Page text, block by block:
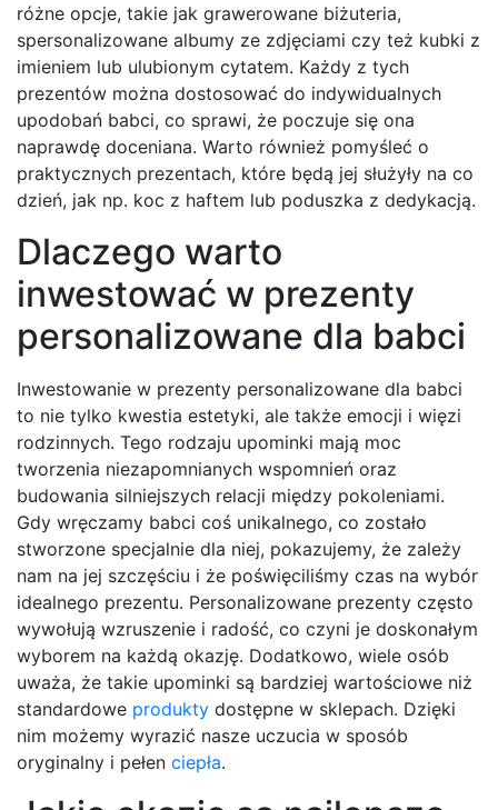
różne opcje, takie jak grawerowane biżuteria,
spersonalizowane albumy ze zdjęciami czy też kubki z
imieniem lub ulubionym cytatem. Każdy z tych
prezentów można dostosować do indywidualnych
upodobań babci, co sprawi, że poczuje się ona
naprawdę doceniana. Warto również pomyśleć o
praktycznych prezentach, które będą jej służyły na co
dzień, jak np. koc z haftem lub poduszka z dedykacją.
Dlaczego warto
inwestować w prezenty
personalizowane dla babci
Inwestowanie w prezenty personalizowane dla babci
to nie tylko kwestia estetyki, ale także emocji i więzi
rodzinnych. Tego rodzaju upominki mają moc
tworzenia niezapomnianych wspomnień oraz
budowania silniejszych relacji między pokoleniami.
Gdy wręczamy babci coś unikalnego, co zostało
stworzone specjalnie dla niej, pokazujemy, że zależy
nam na jej szczęściu i że poświęciliśmy czas na wybór
idealnego prezentu. Personalizowane prezenty często
wywołują wzruszenie i radość, co czyni je doskonałym
wyborem na każdą okazję. Dodatkowo, wiele osób
uważa, że takie upominki są bardziej wartościowe niż
standardowe produkty dostępne w sklepach. Dzięki
nim możemy wyrazić nasze uczucia w sposób
oryginalny i pełen ciepła.